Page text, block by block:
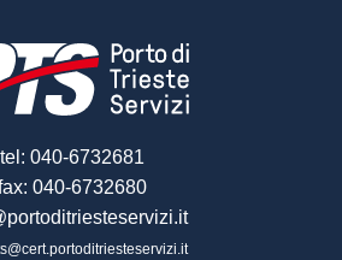
tel: 040-6732681
040-6732680